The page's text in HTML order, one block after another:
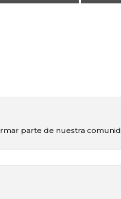
parte de nuestra